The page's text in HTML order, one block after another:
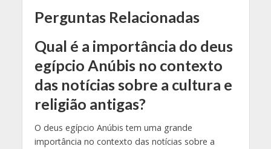
Perguntas Relacionadas
Qual é a importância do deus
egípcio Anúbis no contexto
das notícias sobre a cultura e
religião antigas?
O deus egípcio Anúbis tem uma grande
importância no contexto das notícias sobre a